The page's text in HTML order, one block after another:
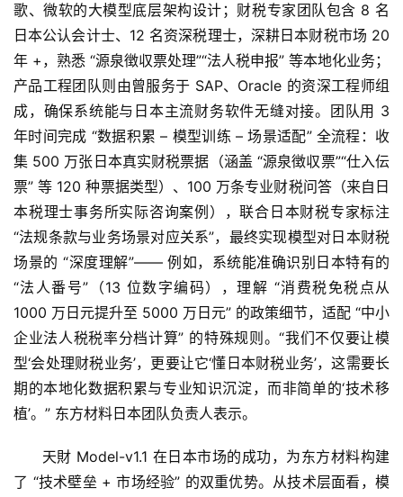
歌、微软的大模型底层架构设计；财税专家团队包含 8 名
日本公认会计士、12 名资深税理士，深耕日本财税市场 20
年 +，熟悉 “源泉徴収票处理”“法人税申报” 等本地化业务；
产品工程团队则由曾服务于 SAP、Oracle 的资深工程师组
成，确保系统能与日本主流财务软件无缝对接。团队用 3
年时间完成 “数据积累 – 模型训练 – 场景适配” 全流程：收
集 500 万张日本真实财税票据（涵盖 “源泉徴収票”“仕入伝
票” 等 120 种票据类型）、100 万条专业财税问答（来自日
本税理士事务所实际咨询案例），联合日本财税专家标注
“法规条款与业务场景对应关系”，最终实现模型对日本财税
场景的 “深度理解”—— 例如，系统能准确识别日本特有的
“法人番号”（13 位数字编码），理解 “消费税免税点从
1000 万日元提升至 5000 万日元” 的政策细节，适配 “中小
企业法人税税率分档计算” 的特殊规则。“我们不仅要让模
型‘会处理财税业务’，更要让它‘懂日本财税业务’，这需要长
期的本地化数据积累与专业知识沉淀，而非简单的‘技术移
植’。” 东方材料日本团队负责人表示。
天財 Model-v1.1 在日本市场的成功，为东方材料构建
了 “技术壁垒 + 市场经验” 的双重优势。从技术层面看，模